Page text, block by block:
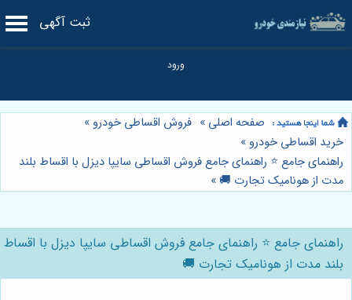
ثبت آگهی
صفحه اصلی » فروش اقساطی خودرو »
خرید اقساطی خودرو »
راهنمای جامع ⭐️ راهنمای جامع فروش اقساطی سایپا دیزل با اقساط بلند
مدت از هونامیک تجارت 🚚 »
راهنمای جامع ⭐️ راهنمای جامع فروش اقساطی سایپا دیزل با اقساط
بلند مدت از هونامیک تجارت 🚚